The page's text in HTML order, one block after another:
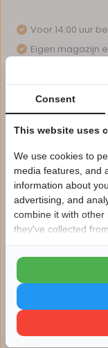
Voor 14:00 uur
Eigen magazijn
Afhalen in ons
Vergelijk
Specificaties
Reviews
Delen
Consent
This website uses
We use cookies to
media features, and
information about
advertising, and
combine it with
they've collected